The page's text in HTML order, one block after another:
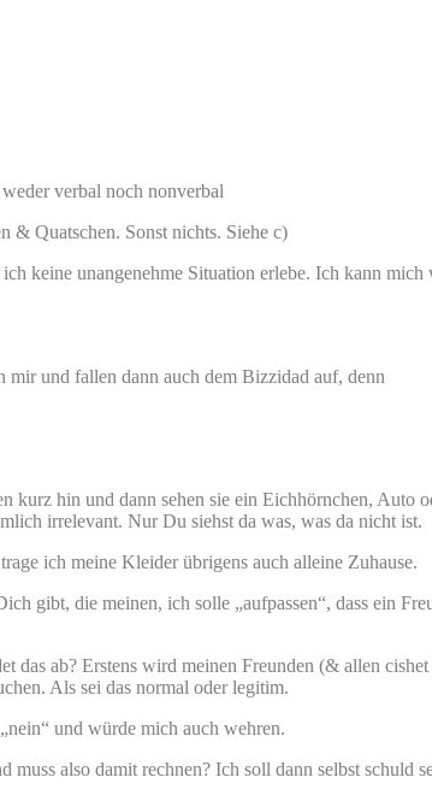
verbal noch nonverbal
& Quatschen. Sonst nichts. Siehe c)
keine unangenehme Situation erlebe. Ich kann
mir und fallen dann auch dem Bizzidad auf, denn
kurz hin und dann sehen sie ein Eichhörnchen, Auto
irrelevant. Nur Du siehst da was, was da nicht ist.
ich meine Kleider übrigens auch alleine Zuhause.
gibt, die meinen, ich solle „aufpassen“, dass ein
das ab? Erstens wird meinen Freunden (& allen
Als sei das normal oder legitim.
und würde mich auch wehren.
also damit rechnen? Ich soll dann selbst schuld